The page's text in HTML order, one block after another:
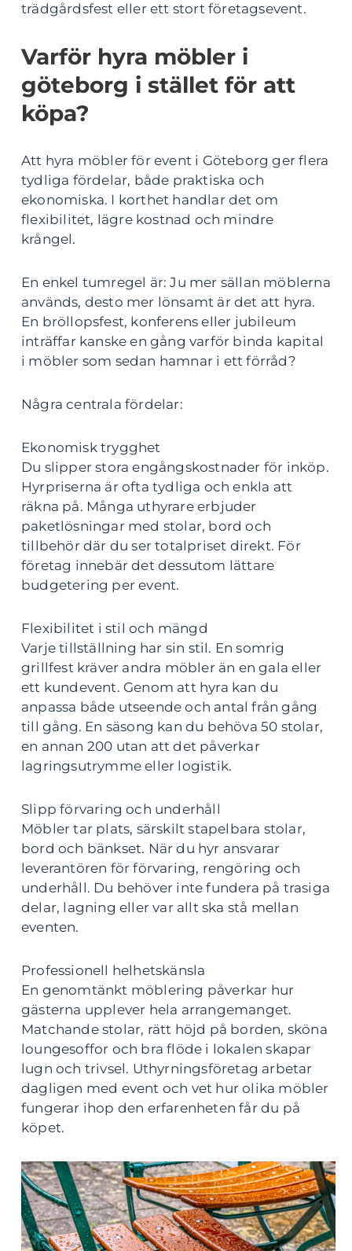
trädgårdsfest eller ett stort företagsevent.
Varför hyra möbler i
göteborg i stället för att
köpa?
Att hyra möbler för event i Göteborg ger flera
tydliga fördelar, både praktiska och
ekonomiska. I korthet handlar det om
flexibilitet, lägre kostnad och mindre
krångel.
En enkel tumregel är: Ju mer sällan möblerna
används, desto mer lönsamt är det att hyra.
En bröllopsfest, konferens eller jubileum
inträffar kanske en gång varför binda kapital
i möbler som sedan hamnar i ett förråd?
Några centrala fördelar:
Ekonomisk trygghet
Du slipper stora engångskostnader för inköp.
Hyrpriserna är ofta tydliga och enkla att
räkna på. Många uthyrare erbjuder
paketlösningar med stolar, bord och
tillbehör där du ser totalpriset direkt. För
företag innebär det dessutom lättare
budgetering per event.
Flexibilitet i stil och mängd
Varje tillställning har sin stil. En somrig
grillfest kräver andra möbler än en gala eller
ett kundevent. Genom att hyra kan du
anpassa både utseende och antal från gång
till gång. En säsong kan du behöva 50 stolar,
en annan 200 utan att det påverkar
lagringsutrymme eller logistik.
Slipp förvaring och underhåll
Möbler tar plats, särskilt stapelbara stolar,
bord och bänkset. När du hyr ansvarar
leverantören för förvaring, rengöring och
underhåll. Du behöver inte fundera på trasiga
delar, lagning eller var allt ska stå mellan
eventen.
Professionell helhetskänsla
En genomtänkt möblering påverkar hur
gästerna upplever hela arrangemanget.
Matchande stolar, rätt höjd på borden, sköna
loungesoffor och bra flöde i lokalen skapar
lugn och trivsel. Uthyrningsföretag arbetar
dagligen med event och vet hur olika möbler
fungerar ihop den erfarenheten får du på
köpet.